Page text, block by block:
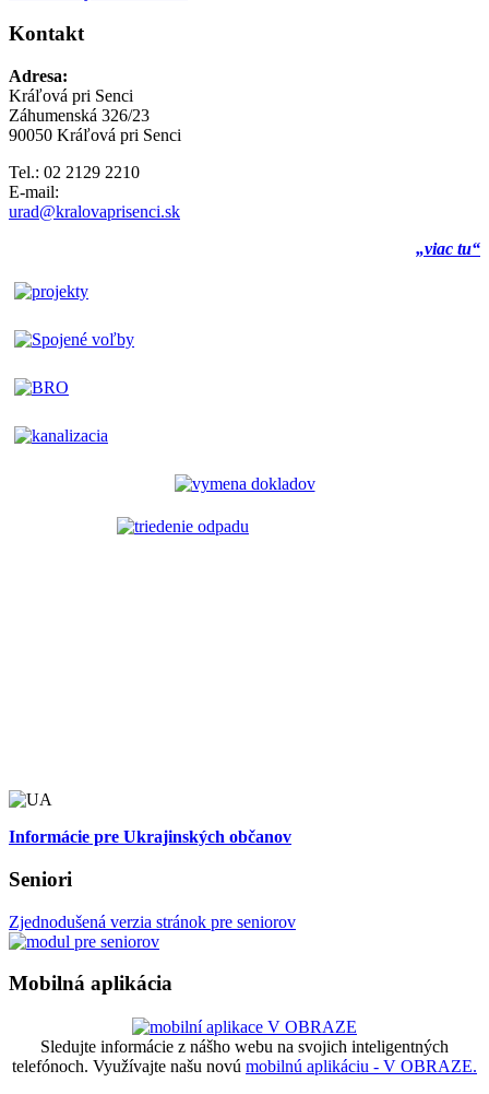
Kontakt
Adresa:
Kráľová pri Senci
Záhumenská 326/23
90050 Kráľová pri Senci
Tel.: 02 2129 2210
E-mail:
urad@kralovaprisenci.sk
„viac tu“
Informácie pre Ukrajinských občanov
Seniori
Zjednodušená verzia stránok pre seniorov
Mobilná aplikácia
Sledujte informácie z nášho webu na svojich inteligentných
telefónoch. Využívajte našu novú mobilnú aplikáciu - V OBRAZE.